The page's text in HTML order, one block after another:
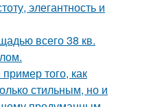
элегантность и
всего 38 кв.
того, как
стильным, но и